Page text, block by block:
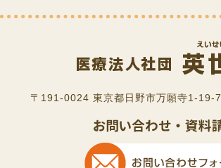
〒191-0024 東京都日野市万願寺1-19-7